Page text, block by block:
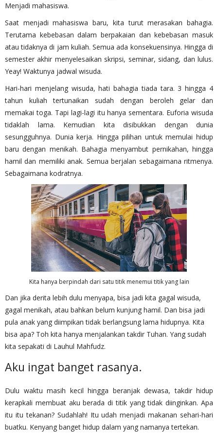
Menjadi mahasiswa.
Saat menjadi mahasiswa baru, kita turut merasakan bahagia.
Terutama kebebasan dalam berpakaian dan kebebasan masuk
atau tidaknya di jam kuliah. Semua ada konsekuensinya. Hingga di
semester akhir menyelesaikan skripsi, seminar, sidang, dan lulus.
Yeay! Waktunya jadwal wisuda.
Hari-hari menjelang wisuda, hati bahagia tiada tara. 3 hingga 4
tahun kuliah tertunaikan sudah dengan beroleh gelar dan
memakai toga. Tapi lagi-lagi itu hanya sementara. Euforia wisuda
tidaklah lama. Kemudian kita disibukkan dengan dunia
sesungguhnya. Dunia kerja. Hingga pilihan untuk memulai hidup
baru dengan menikah. Bahagia menyambut pernikahan, hingga
hamil dan memiliki anak. Semua berjalan sebagaimana ritmenya.
Sebagaimana kodratnya.
Kita hanya berpindah dari satu titik menemui titik yang lain
Dan jika derita lebih dulu menyapa, bisa jadi kita gagal wisuda,
gagal menikah, atau bahkan belum kunjung hamil. Dan bisa jadi
pula anak yang diimpikan tidak berlangsung lama hidupnya. Kita
bisa apa? Toh kita hanya menjalankan takdir Tuhan. Yang sudah
kita sepakati di Lauhul Mahfudz.
Aku ingat banget rasanya.
Dulu waktu masih kecil hingga beranjak dewasa, takdir hidup
kerapkali membuat aku berada di titik yang tidak diinginkan. Apa
itu itu tekanan? Sudahlah! Itu udah menjadi makanan sehari-hari
buatku. Kenyang banget hidup dalam yang namanya tertekan.